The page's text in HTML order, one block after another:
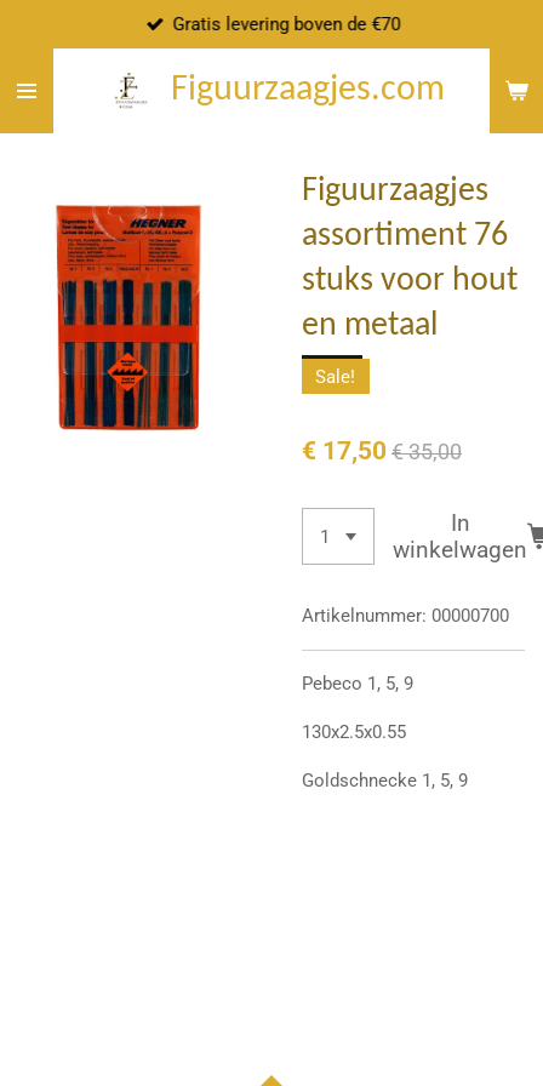
naar
Figuurzaagjes.com
Gratis levering boven de €70
Figuurzaagjes
assortiment 76
stuks voor hout
en metaal
Sale!
€ 17,50 € 35,00
In
winkelwagen
Artikelnummer: 00000700
Pebeco 1, 5, 9
130x2.5x0.55
Goldschnecke 1, 5, 9